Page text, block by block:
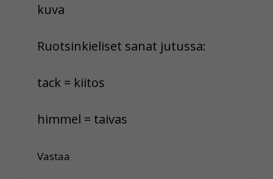
kuva
Ruotsinkieliset sanat jutussa:
tack = kiitos
himmel = taivas
Vastaa